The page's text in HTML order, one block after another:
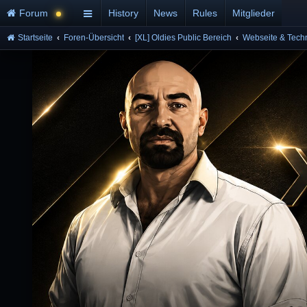
Forum History News Rules Mitglieder
Startseite Foren-Übersicht [XL] Oldies Public Bereich Webseite &